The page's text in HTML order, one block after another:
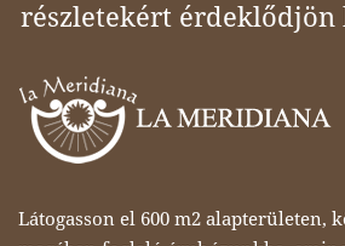
részletekért érdeklődjön
Látogasson el 600 m2 alapterületen,